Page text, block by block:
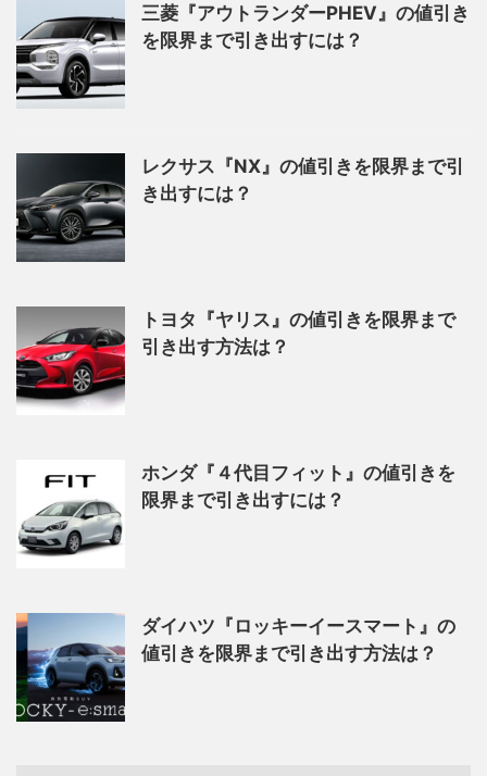
三菱『アウトランダーPHEV』の値引き
を限界まで引き出すには？
レクサス『NX』の値引きを限界まで引
き出すには？
トヨタ『ヤリス』の値引きを限界まで
引き出す方法は？
ホンダ『４代目フィット』の値引きを
限界まで引き出すには？
ダイハツ『ロッキーイースマート』の
値引きを限界まで引き出す方法は？